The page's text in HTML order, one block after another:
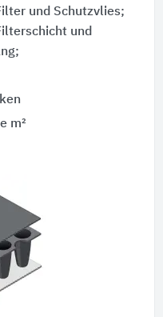
und Schutzvlies;
und
m²